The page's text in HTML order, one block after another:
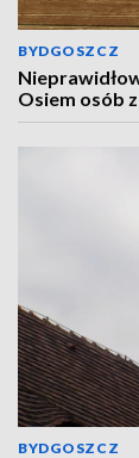
BYDGOSZCZ
Osiem osób
BYDGOSZCZ